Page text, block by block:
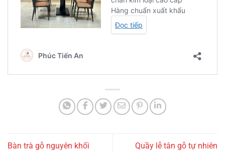
Bàn trà gỗ nguyên khối Quầy lễ tân gỗ tự nhiên